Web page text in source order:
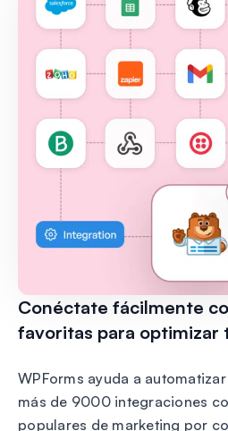
Conéctate fácilmente
favoritas para optimizar
WPForms ayuda a
más de 9000 integraciones
populares de marketing por